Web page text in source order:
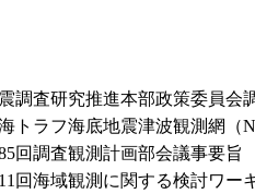
調査研究推進本部政策委員会
トラフ海底地震津波観測網（
回調査観測計画部会議事要旨
回海域観測に関する検討ワー